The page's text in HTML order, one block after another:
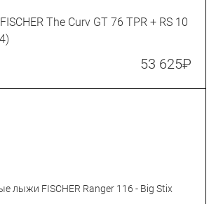
The Curv GT 76 TPR + RS 10
53 625₽